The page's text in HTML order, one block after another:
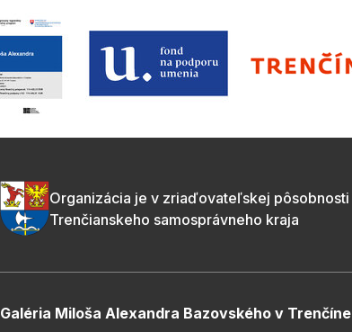
Organizácia je v zriaďovateľskej pôsobnosti
Trenčianskeho samosprávneho kraja
Galéria Miloša Alexandra Bazovského v Trenčíne